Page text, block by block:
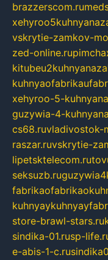
brazzerscom.ru
vskrytie-zamkov-
zed-online.ru
xehyroo-5-
guzywia-4-
cs68.ruvladivostok-
raszar.ruvskrytie-
lipetsktelecom.ru
seksuzb.ru
store-brawl-stars.ru
sindika-01.rusp-
e-abis-1-c.ru